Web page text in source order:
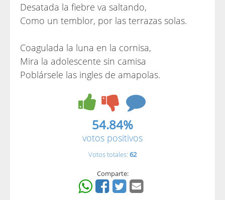
Desatada la fiebre va saltando,
Como un temblor, por las terrazas solas.
Coagulada la luna en la cornisa,
Mira la adolescente sin camisa
Poblársele las ingles de amapolas.
54.84%
votos positivos
Votos totales: 62
Comparte: